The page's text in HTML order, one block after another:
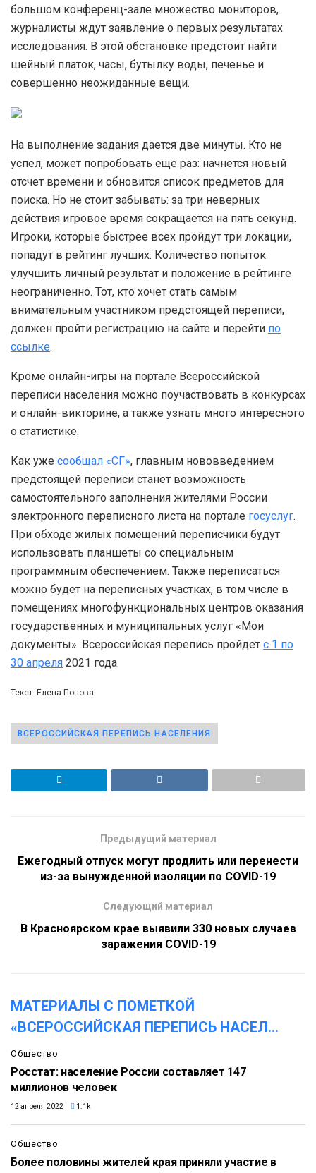
большом конференц-зале множество мониторов,
журналисты ждут заявление о первых результатах
исследования. В этой обстановке предстоит найти
шейный платок, часы, бутылку воды, печенье и
совершенно неожиданные вещи.
На выполнение задания дается две минуты. Кто не
успел, может попробовать еще раз: начнется новый
отсчет времени и обновится список предметов для
поиска. Но не стоит забывать: за три неверных
действия игровое время сокращается на пять секунд.
Игроки, которые быстрее всех пройдут три локации,
попадут в рейтинг лучших. Количество попыток
улучшить личный результат и положение в рейтинге
неограниченно. Тот, кто хочет стать самым
внимательным участником предстоящей переписи,
должен пройти регистрацию на сайте и перейти по
ссылке.
Кроме онлайн-игры на портале Всероссийской
переписи населения можно поучаствовать в конкурсах
и онлайн-викторине, а также узнать много интересного
о статистике.
Как уже сообщал «СГ», главным нововведением
предстоящей переписи станет возможность
самостоятельного заполнения жителями России
электронного переписного листа на портале госуслуг.
При обходе жилых помещений переписчики будут
использовать планшеты со специальным
программным обеспечением. Также переписаться
можно будет на переписных участках, в том числе в
помещениях многофункциональных центров оказания
государственных и муниципальных услуг «Мои
документы». Всероссийская перепись пройдет с 1 по
30 апреля 2021 года.
Текст: Елена Попова
ВСЕРОССИЙСКАЯ ПЕРЕПИСЬ НАСЕЛЕНИЯ
Предыдущий материал
Ежегодный отпуск могут продлить или перенести
из-за вынужденной изоляции по COVID-19
Следующий материал
В Красноярском крае выявили 330 новых случаев
заражения COVID-19
МАТЕРИАЛЫ С ПОМЕТКОЙ
«ВСЕРОССИЙСКАЯ ПЕРЕПИСЬ НАСЕЛ...
Общество
Росстат: население России составляет 147
миллионов человек
12 апреля 2022 1.1k
Общество
Более половины жителей края приняли участие в